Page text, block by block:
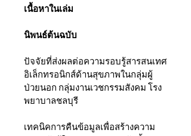
เนื้อหาในเล่ม
นิพนธ์ต้นฉบับ
ปัจจัยที่ส่งผลต่อความรอบรู้สารสนเทศ
อิเล็กทรอนิกส์ด้านสุขภาพในกลุ่มผู้
ป่วยนอก กลุ่มงานเวชกรรมสังคม โรง
พยาบาลชลบุรี
เทคนิคการคืนข้อมูลเพื่อสร้างความ